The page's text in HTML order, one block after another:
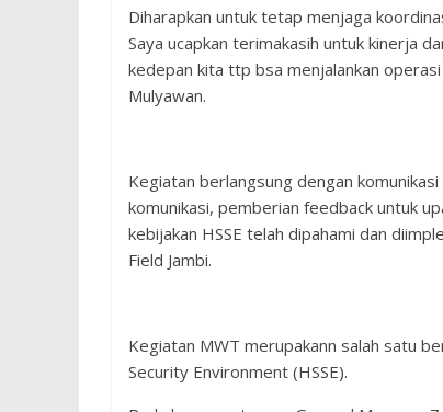
Diharapkan untuk tetap menjaga
Saya ucapkan terimakasih untuk kinerja
kedepan kita ttp bsa menjalankan
Mulyawan.
Kegiatan berlangsung dengan
komunikasi, pemberian feedback untuk
kebijakan HSSE telah dipahami dan
Field Jambi.
Kegiatan MWT merupakann salah satu
Security Environment (HSSE).